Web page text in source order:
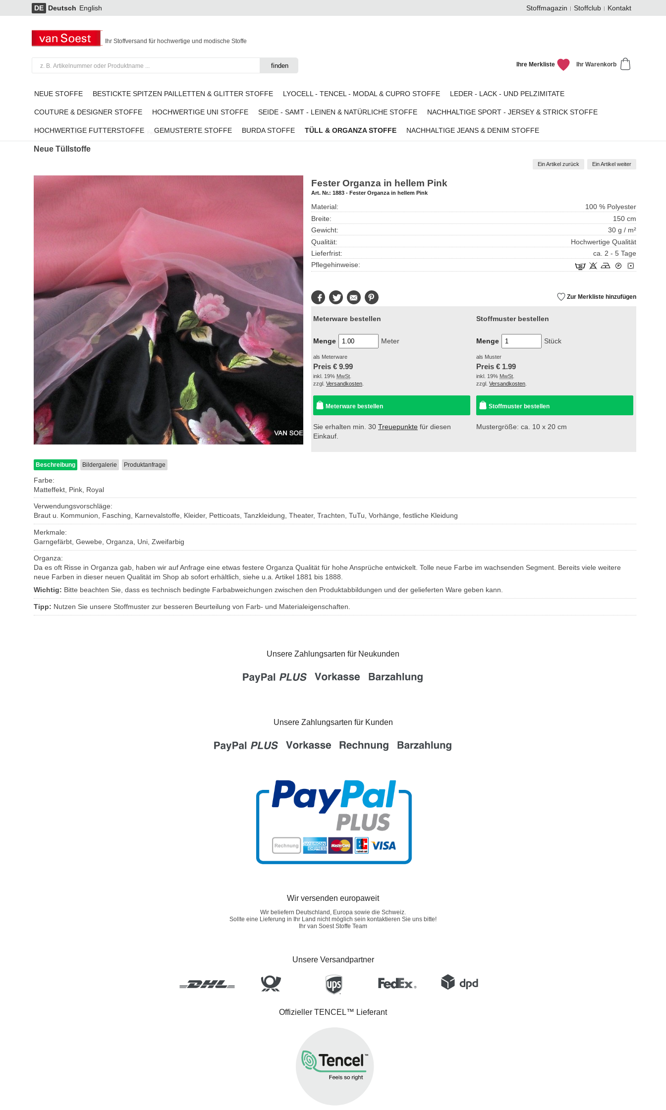
DE Deutsch English Stoffmagazin Stoffclub Kontakt
Ihr Stoffversand für hochwertige und modische Stoffe
Ihr Warenkorb
Ihre Merkliste
NEUE STOFFE BESTICKTE SPITZEN PAILLETTEN & GLITTER STOFFE LYOCELL - TENCEL - MODAL & CUPRO STOFFE LEDER - LACK - UND PELZIMITATE
COUTURE & DESIGNER STOFFE HOCHWERTIGE UNI STOFFE SEIDE - SAMT - LEINEN & NATÜRLICHE STOFFE NACHHALTIGE SPORT - JERSEY & STRICK STOFFE
HOCHWERTIGE FUTTERSTOFFE GEMUSTERTE STOFFE BURDA STOFFE TÜLL & ORGANZA STOFFE NACHHALTIGE JEANS & DENIM STOFFE
TÜLL & ORGANZA STOFFE /Neue Tüllstoffe Fester Organza in hellem Pink
Neue Tüllstoffe
Ein Artikel zurück Ein Artikel weiter
Fester Organza in hellem Pink
Art. Nr.: 1883 - Fester Organza in hellem Pink
Material:
100 % Polyester
Breite:
150 cm
Gewicht:
30 g / m²
Qualität:
Hochwertige Qualität
Lieferfrist:
ca. 2 - 5 Tage
Pflegehinweise:
FacebookTwitter E-
Mail
Zur Merkliste hinzufügen
Meterware bestellen
Menge Meter
als Meterware
Preis € 9.99
inkl. 19% MwSt
zzgl. Versandkosten
Meterware bestellen
Sie erhalten min. 30 Treuepunkte für diesen
Einkauf.
Stoffmuster bestellen
Menge Stück
als Muster
Preis € 1.99
inkl. 19% MwSt
zzgl.Versandkosten
Stoffmuster bestellen
Mustergröße: ca. 10 x 20 cm
Beschreibung Bildergalerie Produktanfrage
Farbe:
Matteffekt, Pink, Royal
Verwendungsvorschläge:
Braut u. Kommunion, Fasching, Karnevalstoffe, Kleider, Petticoats, Tanzkleidung, Theater, Trachten, TuTu, Vorhänge, festliche Kleidung
Merkmale:
Garngefärbt, Gewebe, Organza, Uni, Zweifarbig
Organza:
Da es oft Risse in Organza gab, haben wir auf Anfrage eine etwas festere Organza Qualität für hohe Ansprüche entwickelt. Tolle neue Farbe im wachsenden Segment. Bereits viele weitere
neue Farben in dieser neuen Qualität im Shop ab sofort erhältlich, siehe u.a. Artikel 1881 bis 1888.
Wichtig: Bitte beachten Sie, dass es technisch bedingte Farbabweichungen zwischen den Produktabbildungen und der gelieferten Ware geben kann.
Tipp: Nutzen Sie unsere Stoffmuster zur besseren Beurteilung von Farb- und Materialeigenschaften.
Unsere Zahlungsarten für Neukunden
Unsere Zahlungsarten für Kunden
Wir versenden europaweit
Wir beliefern Deutschland, Europa sowie die Schweiz.
Sollte eine Lieferung in Ihr Land nicht möglich sein kontaktieren Sie uns bitte!
Ihr van Soest Stoffe Team
Unsere Versandpartner
Offizieller TENCEL™ Lieferant